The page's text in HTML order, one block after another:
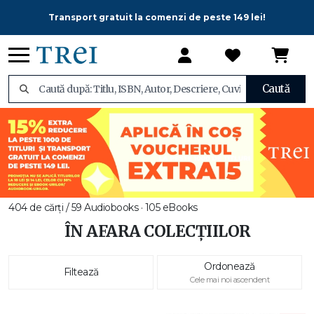
Transport gratuit la comenzi de peste 149 lei!
Caută
404 de cărți / 59 Audiobooks · 105 eBooks
ÎN AFARA COLECȚIILOR
Filtează Ordonează
Cele mai noi ascendent